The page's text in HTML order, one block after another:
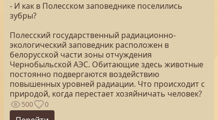
- И как в Полесском заповеднике поселились
зубры?
Полесский государственный радиационно-
экологический заповедник расположен в
белорусской части зоны отчуждения
Чернобыльской АЭС. Обитающие здесь животные
постоянно подвергаются воздействию
повышенных уровней радиации. Что происходит с
природой, когда перестает хозяйничать человек?
500 0